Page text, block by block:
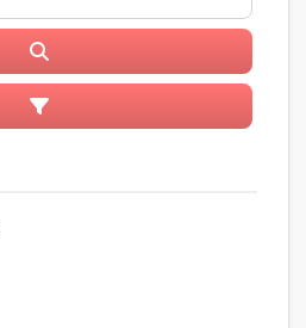
Advanced Filters